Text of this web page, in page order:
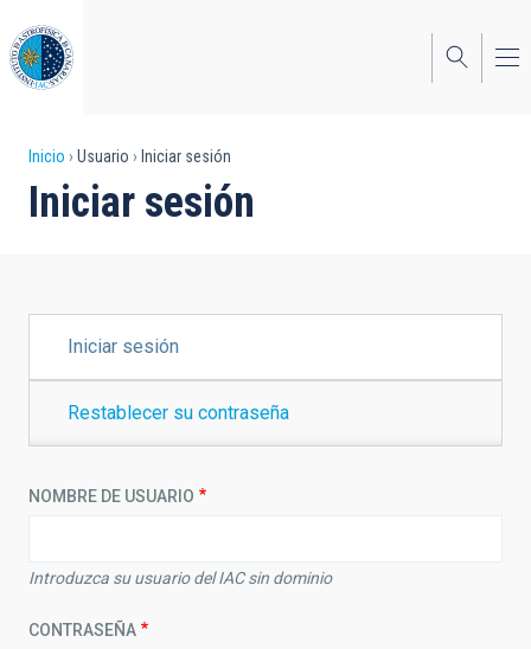
al
contenido
principal
Sobrescribir
enlaces
la
navegación
Inicio Usuario Iniciar sesión
Iniciar sesión
PRINCIPALES
Iniciar sesión
Restablecer su contraseña
NOMBRE DE USUARIO
Introduzca su usuario del IAC sin dominio
CONTRASEÑA